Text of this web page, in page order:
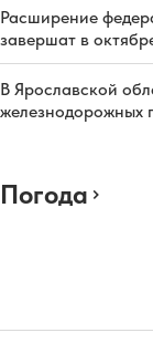
Расширение
завершат в
В Ярославской
железнодорожных
Погода